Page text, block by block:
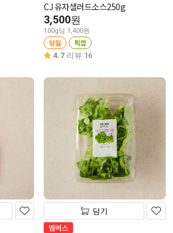
CJ 유자샐러드소스250g
3,500원
100g당 1,400원
당일 픽업
4.7 리뷰 16
담기
멤버스